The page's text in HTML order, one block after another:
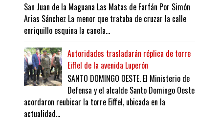
San Juan de la Maguana Las Matas de Farfán Por Simón
Arias Sánchez La menor que trataba de cruzar la calle
enriquillo esquina la canela...
Autoridades trasladarán réplica de torre
Eiffel de la avenida Luperón
SANTO DOMINGO OESTE. El Ministerio de
Defensa y el alcalde Santo Domingo Oeste
acordaron reubicar la torre Eiffel, ubicada en la
actualidad...